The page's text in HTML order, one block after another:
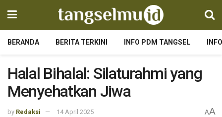
BERANDA BERITA TERKINI INFO PDM TANGSEL
Halal Bihalal: Silaturahmi yang
Menyehatkan Jiwa
by Redaksi 14 April 2025 AA